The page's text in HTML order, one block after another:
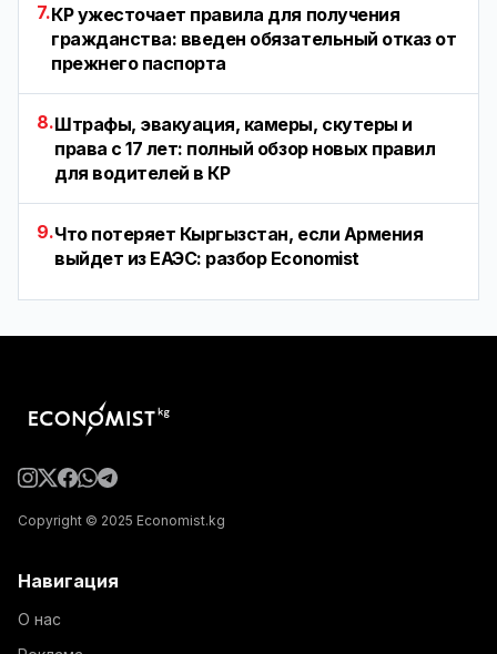
7.КР ужесточает правила для получения
гражданства: введен обязательный отказ от
прежнего паспорта
8.Штрафы, эвакуация, камеры, скутеры и
права с 17 лет: полный обзор новых правил
для водителей в КР
9.Что потеряет Кыргызстан, если Армения
выйдет из ЕАЭС: разбор Economist
Copyright © 2025 Economist.kg
Навигация
О нас